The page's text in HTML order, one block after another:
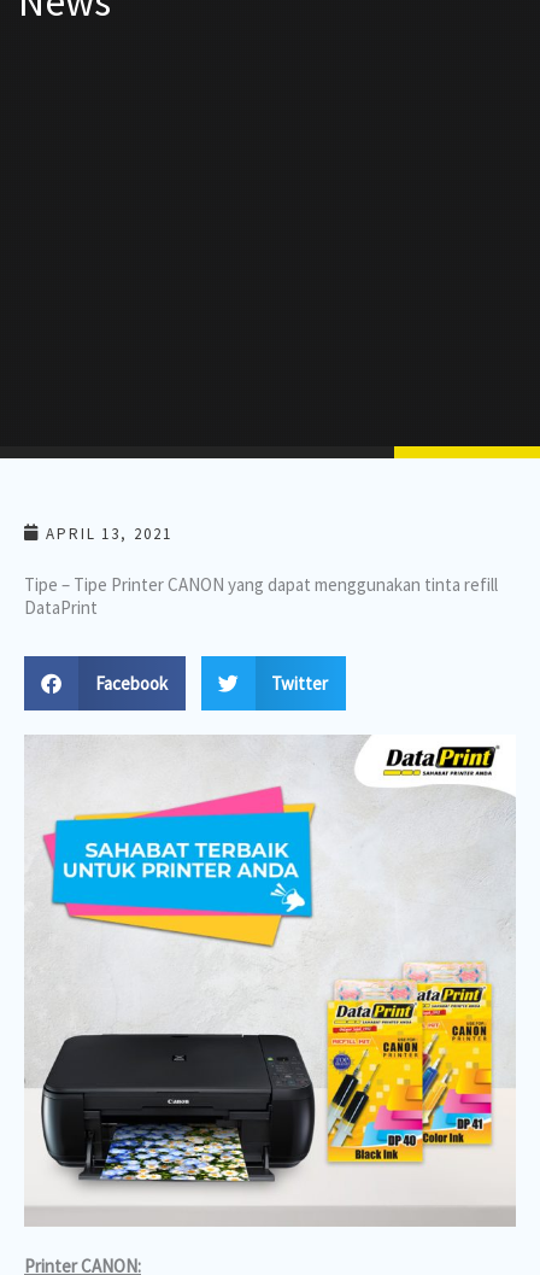
APRIL 13, 2021
Tipe – Tipe Printer CANON yang dapat menggunakan tinta refill
DataPrint
Facebook Twitter
Printer CANON: